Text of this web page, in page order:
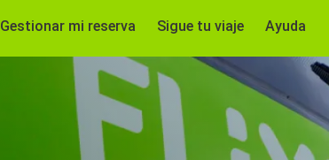
Gestionar mi reserva Sigue tu viaje Ayuda